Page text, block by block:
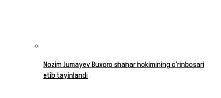
Nozim Jumayev Buxoro shahar hokimining o‘rinbosari
etib tayinlandi